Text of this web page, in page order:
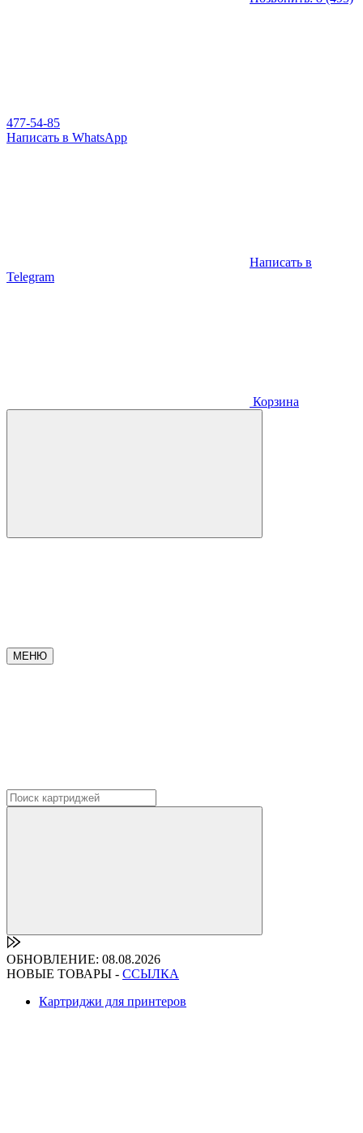
477-54-85
Написать в WhatsApp
Написать в
Telegram
Корзина
МЕНЮ
ОБНОВЛЕНИЕ: 08.08.2026
НОВЫЕ ТОВАРЫ - ССЫЛКА
Картриджи для принтеров